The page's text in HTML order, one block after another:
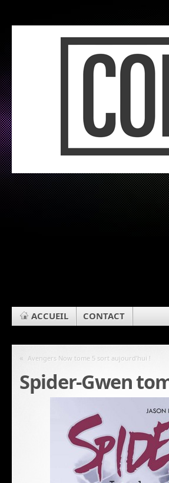
ACCUEIL CONTACT
« Avengers Now tome 5 sort aujourd’hui !
Spider-Gwen